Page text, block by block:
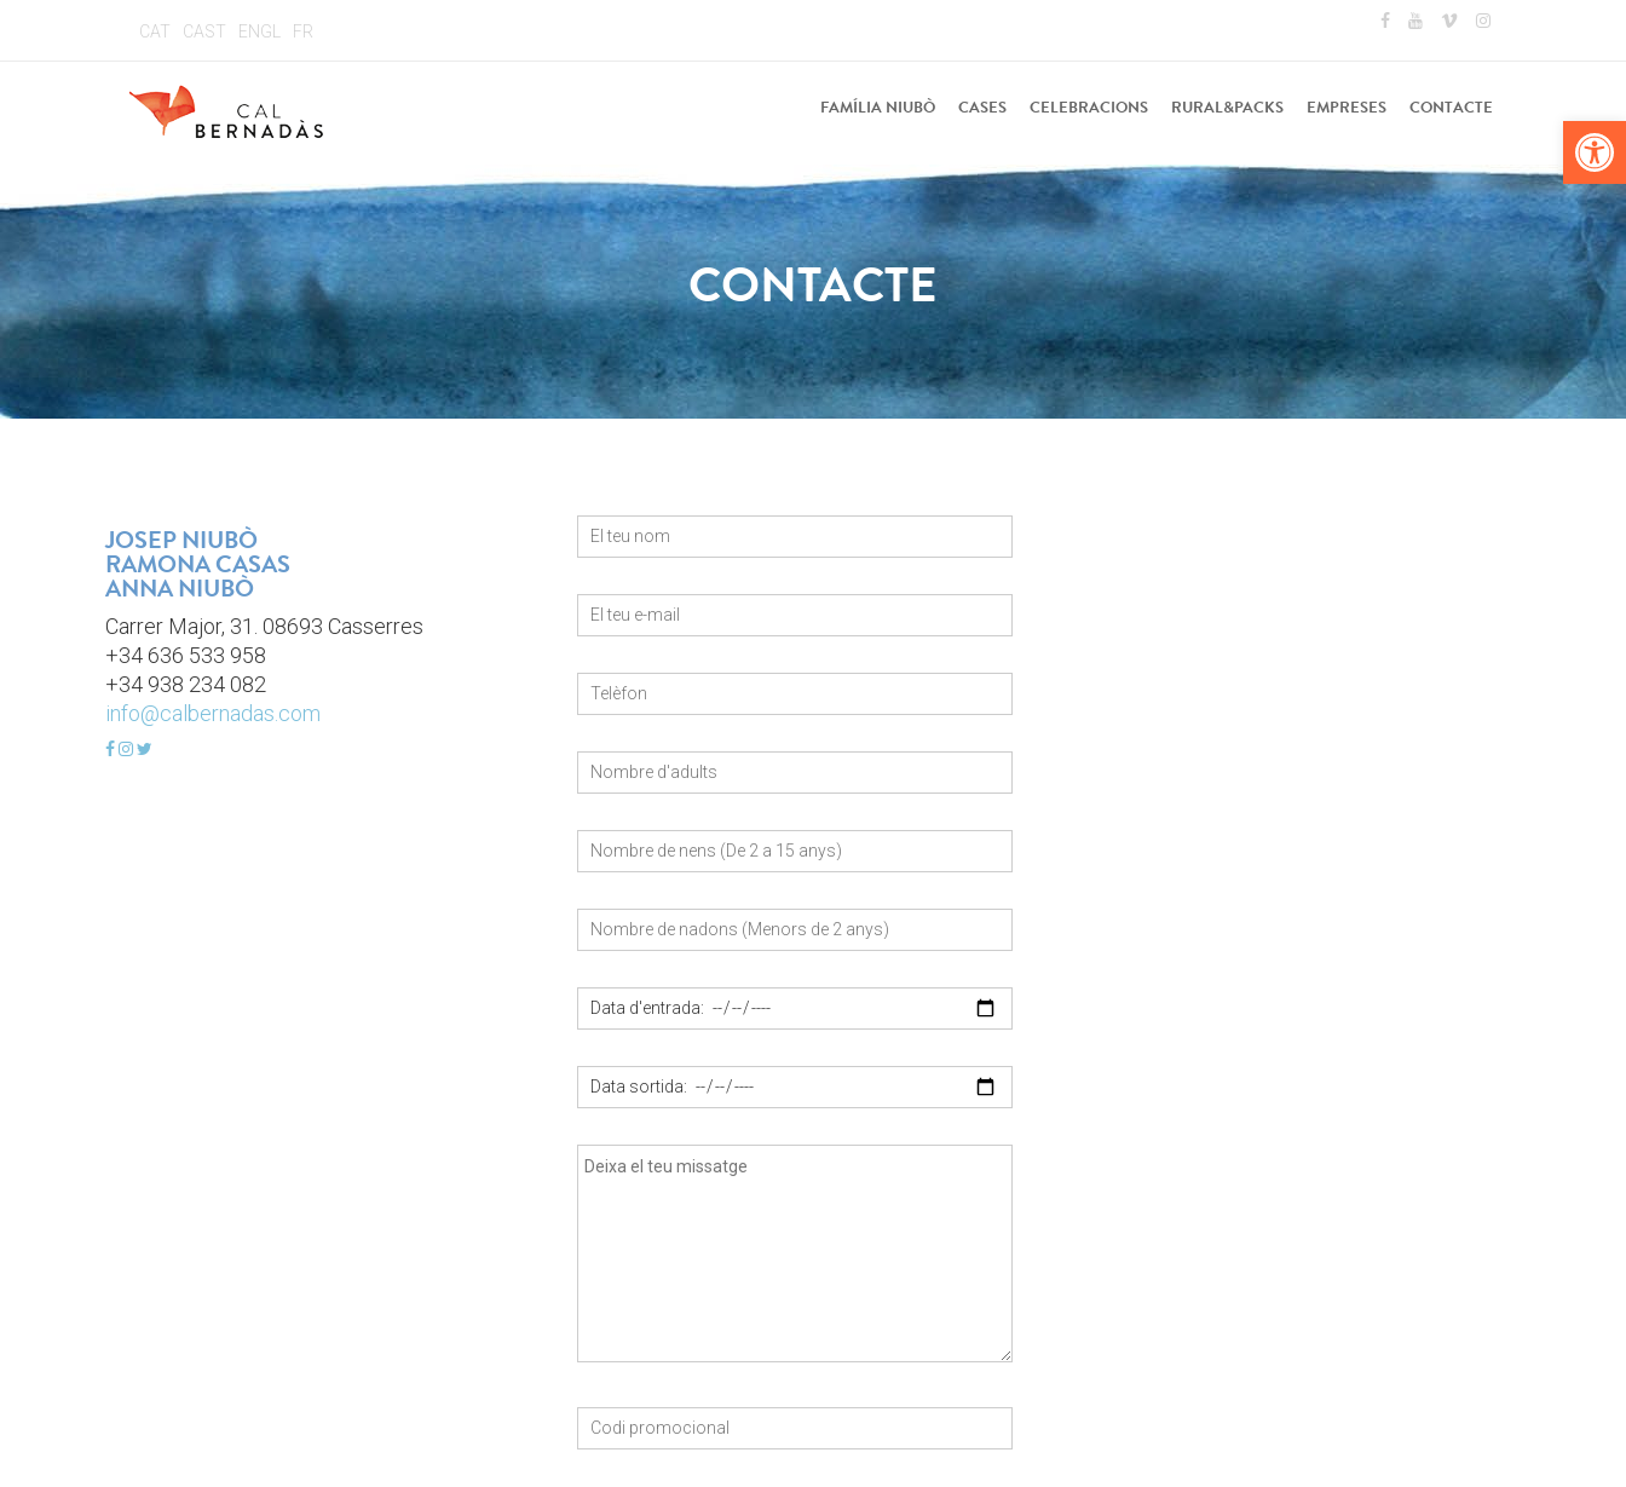
CAT CAST ENGL FR
FAMÍLIA NIUBÒ CASES CELEBRACIONS RURAL&PACKS EMPRESES CONTACTE
CONTACTE
JOSEP NIUBÒ
RAMONA CASAS
ANNA NIUBÒ
Carrer Major, 31. 08693 Casserres
+34 636 533 958
+34 938 234 082
info@calbernadas.com